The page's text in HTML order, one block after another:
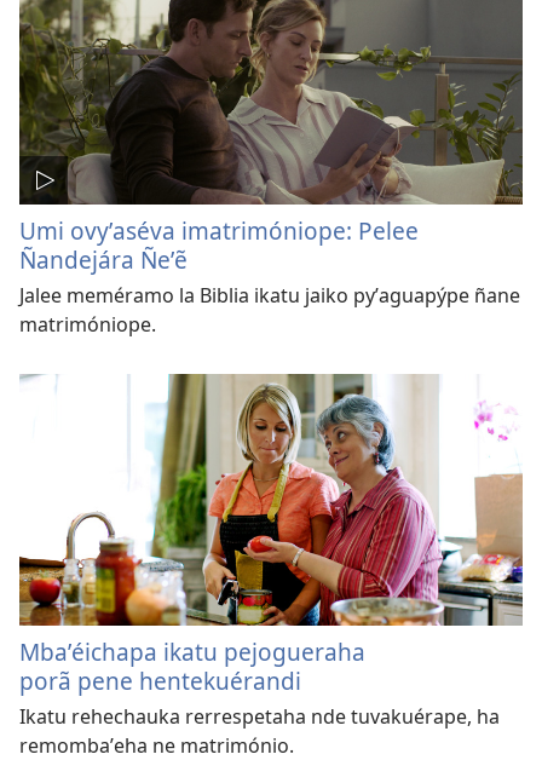
Umi ovyʼaséva imatrimóniope: Pelee
Ñandejára Ñeʼẽ
Jalee meméramo la Biblia ikatu jaiko pyʼaguapýpe ñane
matrimóniope.
Mbaʼéichapa ikatu pejogueraha
porã pene hentekuérandi
Ikatu rehechauka rerrespetaha nde tuvakuérape, ha
remombaʼeha ne matrimónio.